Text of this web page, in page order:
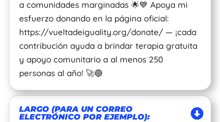
a comunidades marginadas 🌟💙 Apoya mi
esfuerzo donando en la página oficial:
https://vueltadeiguality.org/donate/ — ¡cada
contribución ayuda a brindar terapia gratuita
y apoyo comunitario a al menos 250
personas al año! 🚀🔵
LARGO (PARA UN CORREO
ELECTRÓNICO POR EJEMPLO):